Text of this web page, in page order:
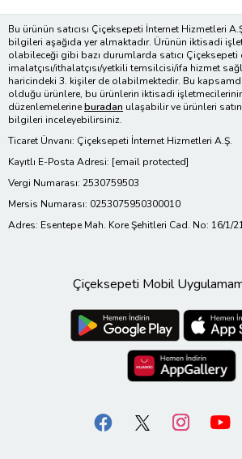
Bu ürünün satıcısı Çiçeksepeti İnternet Hizmetleri
bilgileri aşağıda yer almaktadır. Ürünün iktisadi
olabileceği gibi bazı durumlarda satıcı
imalatçısı/ithalatçısı/yetkili temsilcisi/ifa hizmet
haricindeki 3. kişiler de olabilmektedir. Bu kapsamda
olduğu ürünlere, bu ürünlerin iktisadi
düzenlemelerineburadan ulaşabilir ve ürünleri
bilgileri inceleyebilirsiniz.
Ticaret Ünvanı: Çiçeksepeti İnternet Hizmetleri A.Ş.
Kayıtlı E-Posta Adresi: [email protected]
Vergi Numarası: 2530759503
Mersis Numarası: 0253075950300010
Adres: Esentepe Mah. Kore Şehitleri Cad. No: 16/1/
Çiçeksepeti Mobil